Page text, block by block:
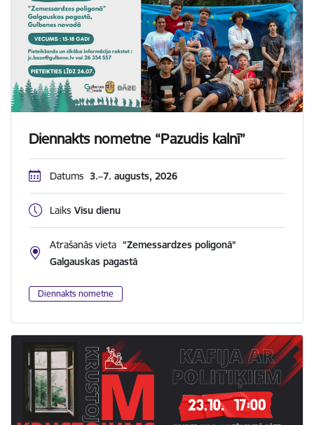
Diennakts nometne “Pazudis kalnī”
Datums 3.–7. augusts, 2026
Laiks Visu dienu
Atrašanās vieta "Zemessardzes poligonā"
Galgauskas pagastā
Diennakts nometne